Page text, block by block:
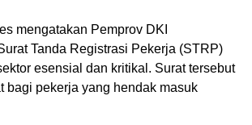
mengatakan Pemprov DKI
Tanda Registrasi Pekerja (STRP)
esensial dan kritikal. Surat tersebut
bagi pekerja yang hendak masuk